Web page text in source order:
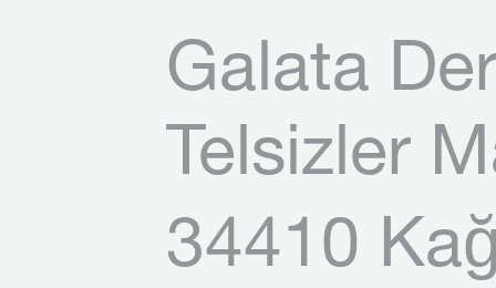
Galata
Telsizler
34410